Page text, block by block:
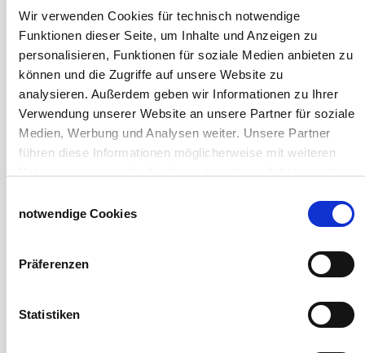
Wir verwenden Cookies für technisch notwendige
Funktionen dieser Seite, um Inhalte und Anzeigen zu
personalisieren, Funktionen für soziale Medien anbieten zu
können und die Zugriffe auf unsere Website zu
analysieren. Außerdem geben wir Informationen zu Ihrer
Verwendung unserer Website an unsere Partner für soziale
Medien, Werbung und Analysen weiter. Unsere Partner
führen diese Informationen möglicherweise mit weiteren
haben.
notwendige Cookies
Präferenzen
Statistiken
Windschutznetz für Pferdeführanlagen
Windschutznetz für Pferdestall
Lubratec Tore
Lubratec Fronten
Planenvorhang
Windschutznetz mit Ösen
Windschutznetz mit Keder
PVC Lamellen für Pferdeställe
Schiebevorhang
Windnetzrecher
Windschutznetze für Carports und Terrassen